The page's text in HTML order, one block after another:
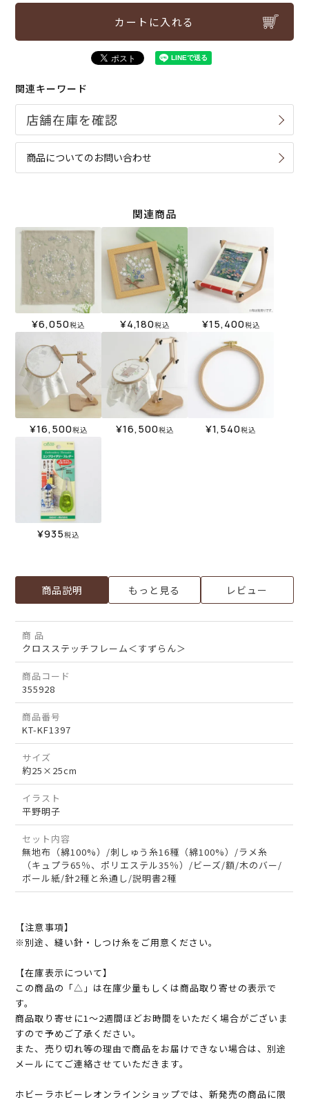
カートに入れる
関連キーワード
商品についてのお問い合わせ
関連商品
¥6,050税込 ¥4,180税込 ¥15,400税込
¥16,500税込 ¥16,500税込 ¥1,540税込
¥935税込
商品説明 もっと見る レビュー
商 品
クロスステッチフレーム＜すずらん＞
商品コード
355928
商品番号
KT-KF1397
サイズ
約25×25cm
イラスト
平野明子
セット内容
無地布（綿100%）/刺しゅう糸16種（綿100%）/ラメ糸
（キュプラ65％、ポリエステル35％）/ビーズ/額/木のバー/
ボール紙/針2種と糸通し/説明書2種
【注意事項】
※別途、縫い針・しつけ糸をご用意ください。
【在庫表示について】
この商品の「△」は在庫少量もしくは商品取り寄せの表示で
す。
商品取り寄せに1～2週間ほどお時間をいただく場合がございま
すので予めご了承ください。
また、売り切れ等の理由で商品をお届けできない場合は、別途
メールにてご連絡させていただきます。
ホビーラホビーレオンラインショップでは、新発売の商品に限